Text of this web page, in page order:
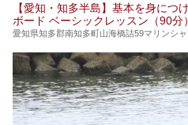
【愛知・知多半島】基本を身につ
ボード ベーシックレッスン（90分）
愛知県知多郡南知多町山海橋詰59マリンシャ